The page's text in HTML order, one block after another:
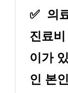
✅ 의
진료
이가
인 본